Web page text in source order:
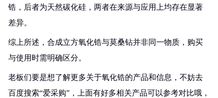
锆，后者为天然碳化硅，两者在来源与应用上均存在显著
差异。
综上所述，合成立方氧化锆与莫桑钻并非同一物质，购买
与使用时需明确区分。
老板们要是想了解更多关于氧化锆的产品和信息，不妨去
百度搜索“爱采购”，上面有好多相关产品可以参考对比哦，